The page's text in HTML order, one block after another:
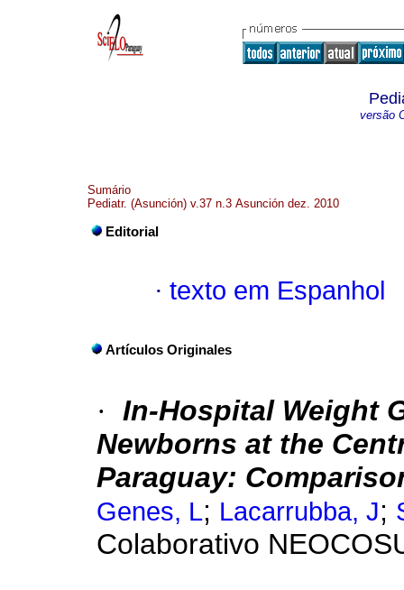
versão
Sumário
Pediatr. (Asunción) v.37 n.3 Asunción dez. 2010
Editorial
· texto em Espanhol
Artículos Originales
· In-Hospital Weight
Newborns at the
Paraguay:
Genes, L; Lacarrubba, J;
Colaborativo